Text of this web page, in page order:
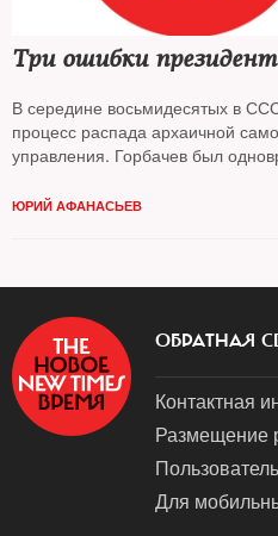
Три ошибки
В середине восьмидесятых в
процесс распада архаичной
управления. Горбачев был
ЮРИЙ АФАНАСЬЕВ
ОБРАТНАЯ
Контактная
Размещение
Для